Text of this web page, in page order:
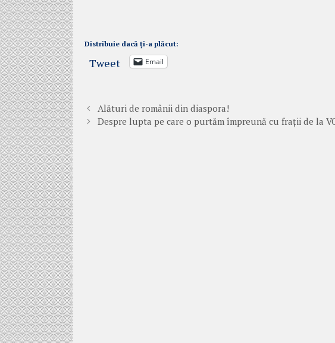
Distribuie dacă ți-a plăcut:
Tweet Email
Alături de românii din diaspora!
Despre lupta pe care o purtăm împreună cu frații de la